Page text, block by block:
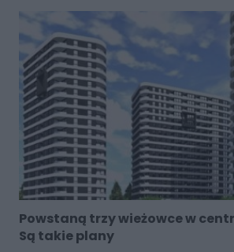
Powstaną trzy wieżowce w
Są takie plany